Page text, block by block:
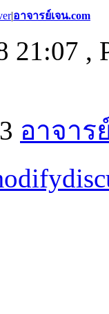
|อาจารย์เจน.com
21:07 ,
อาจาร